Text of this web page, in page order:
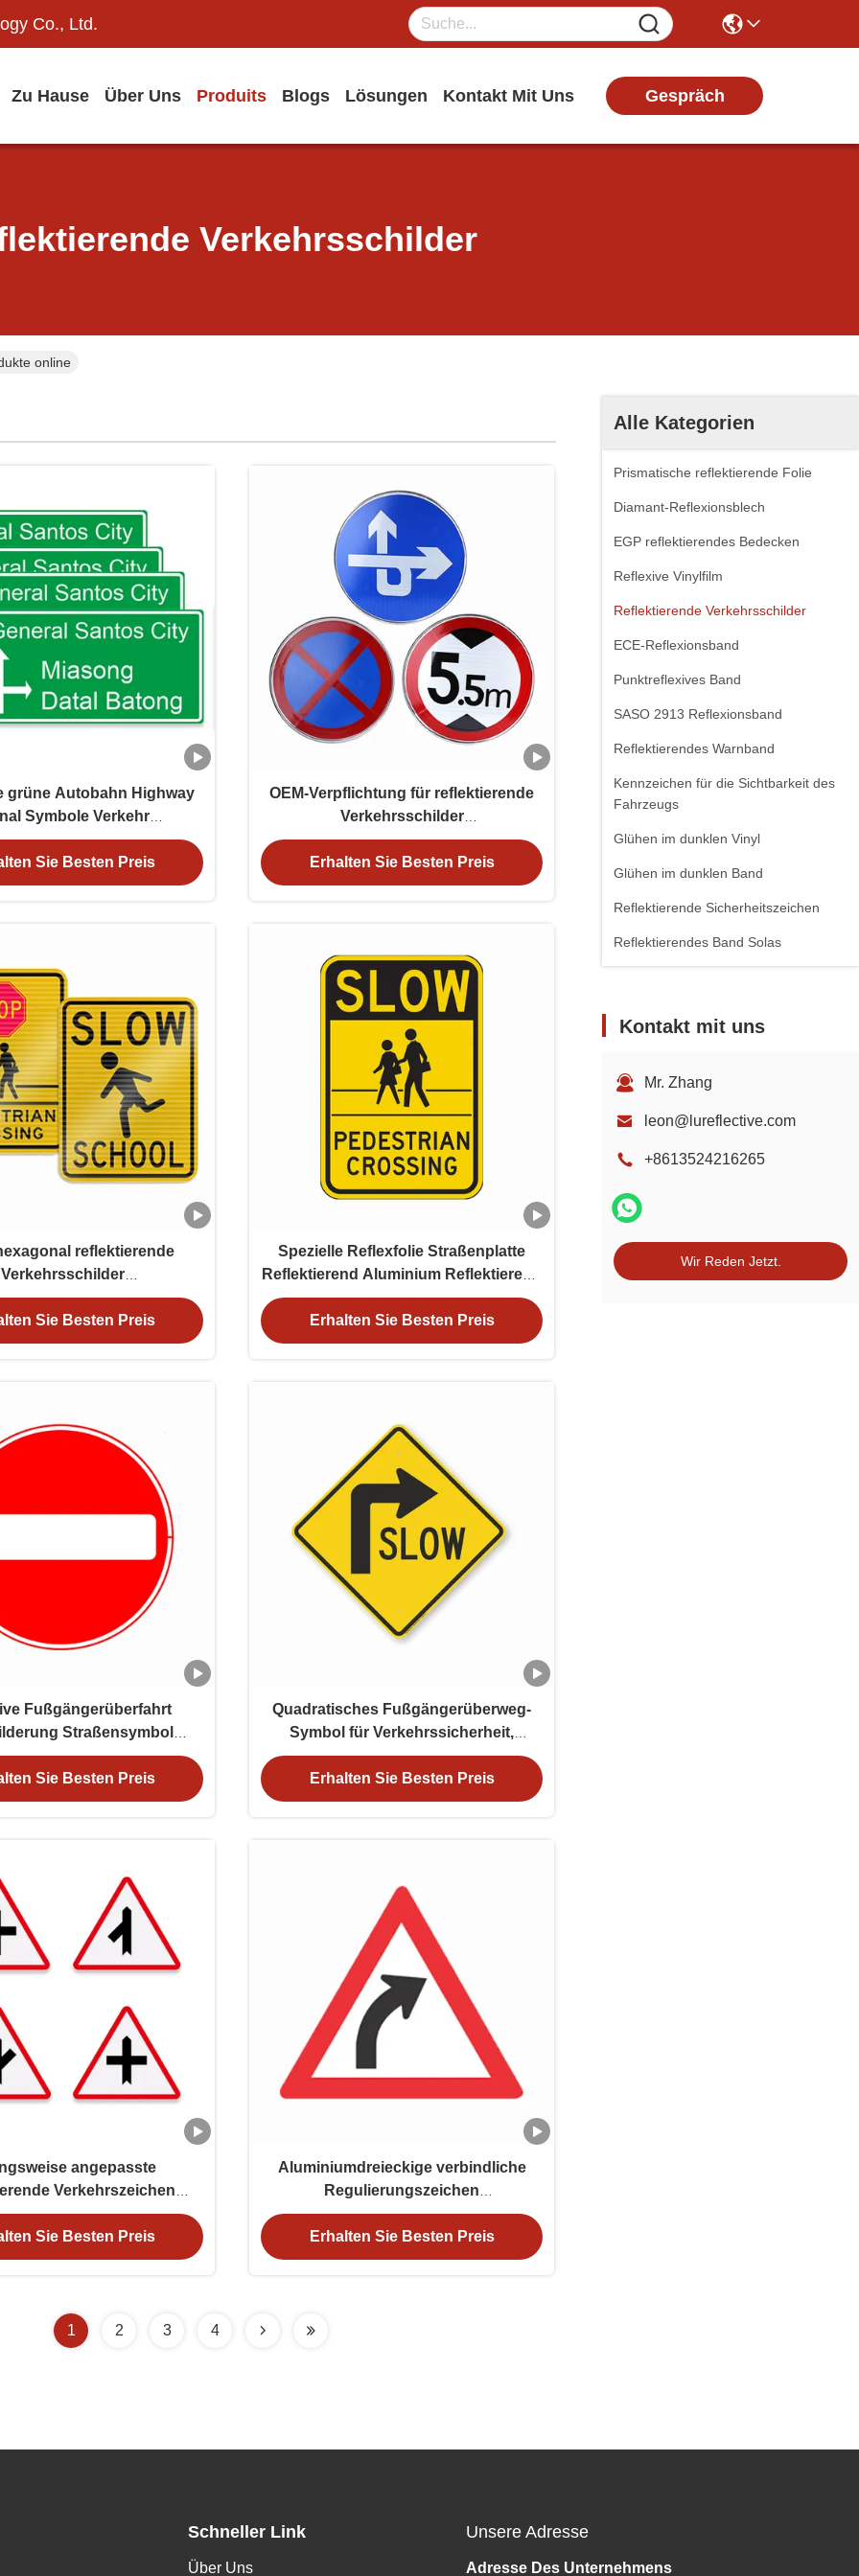
Co., Ltd.
Zu Hause Über Uns Produits Blogs Lösungen Kontakt Mit Uns Gespräch
Verkehrsschilder
online
Alle Kategorien
Prismatische reflektierende Folie
Diamant-Reflexionsblech
EGP reflektierendes Bedecken
Reflexive Vinylfilm
Reflektierende Verkehrsschilder
ECE-Reflexionsband
Punktreflexives Band
SASO 2913 Reflexionsband
Reflektierendes Warnband
Kennzeichen für die Sichtbarkeit des
Fahrzeugs
Glühen im dunklen Vinyl
Glühen im dunklen Band
Reflektierende Sicherheitszeichen
Reflektierendes Band Solas
Kontakt mit uns
Mr. Zhang
leon@lureflective.com
+8613524216265
Wir Reden Jetzt.
grüne Autobahn Highway
Symbole Verkehr
Sie Besten Preis
OEM-Verpflichtung für reflektierende
Verkehrsschilder
Geschwindigkeitsbegrenzung für die
Straßenverkehrssicherheitswarnung
Erhalten Sie Besten Preis
reflektierende
Verkehrsschilder
Pflichtzeichen
Sie Besten Preis
Spezielle Reflexfolie Straßenplatte
Reflektierend Aluminium Reflektierend
Verkehrsschild
Erhalten Sie Besten Preis
Fußgängerüberfahrt
Straßensymbol
Aluminium
Sie Besten Preis
Quadratisches Fußgängerüberweg-
Symbol für Verkehrssicherheit,
reflektierende Verkehrsschilder
Erhalten Sie Besten Preis
angepasste
Verkehrszeichen
Oktagon Dreieck
Sie Besten Preis
Aluminiumdreieckige verbindliche
Regulierungszeichen
Straßenverkehrssicherheit OEM
Erhalten Sie Besten Preis
1 2 3 4
Schneller Link
Über Uns
Unsere Adresse
Adresse Des Unternehmens